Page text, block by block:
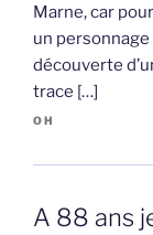
Marne, car
un
découverte
trace […]
OH
A 88 ans